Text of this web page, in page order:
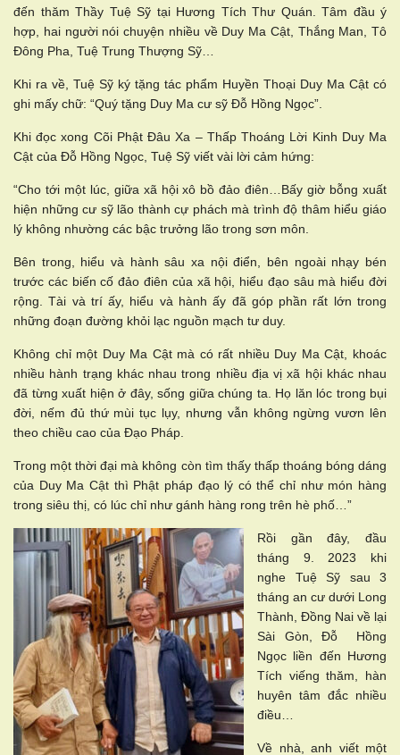
đến thăm Thầy Tuệ Sỹ tại Hương Tích Thư Quán. Tâm đầu ý
hợp, hai người nói chuyện nhiều về Duy Ma Cật, Thắng Man, Tô
Đông Pha, Tuệ Trung Thượng Sỹ…
Khi ra về, Tuệ Sỹ ký tặng tác phẩm Huyền Thoại Duy Ma Cật có
ghi mấy chữ: “Quý tặng Duy Ma cư sỹ Đỗ Hồng Ngọc”.
Khi đọc xong Cõi Phật Đâu Xa – Thấp Thoáng Lời Kinh Duy Ma
Cật của Đỗ Hồng Ngọc, Tuệ Sỹ viết vài lời cảm hứng:
“Cho tới một lúc, giữa xã hội xô bồ đảo điên…Bấy giờ bỗng xuất
hiện những cư sỹ lão thành cự phách mà trình độ thâm hiểu giáo
lý không nhường các bậc trưởng lão trong sơn môn.
Bên trong, hiểu và hành sâu xa nội điển, bên ngoài nhạy bén
trước các biến cố đảo điên của xã hội, hiểu đạo sâu mà hiểu đời
rộng. Tài và trí ấy, hiểu và hành ấy đã góp phần rất lớn trong
những đoạn đường khỏi lạc nguồn mạch tư duy.
Không chỉ một Duy Ma Cật mà có rất nhiều Duy Ma Cật, khoác
nhiều hành trạng khác nhau trong nhiều địa vị xã hội khác nhau
đã từng xuất hiện ở đây, sống giữa chúng ta. Họ lăn lóc trong bụi
đời, nếm đủ thứ mùi tục lụy, nhưng vẫn không ngừng vươn lên
theo chiều cao của Đạo Pháp.
Trong một thời đại mà không còn tìm thấy thấp thoáng bóng dáng
của Duy Ma Cật thì Phật pháp đạo lý có thể chỉ như món hàng
trong siêu thị, có lúc chỉ như gánh hàng rong trên hè phố…”
Rồi gần đây, đầu
tháng 9. 2023 khi
nghe Tuệ Sỹ sau 3
tháng an cư dưới Long
Thành, Đồng Nai về lại
Sài Gòn, Đỗ Hồng
Ngọc liền đến Hương
Tích viếng thăm, hàn
huyên tâm đắc nhiều
điều…
Về nhà, anh viết một